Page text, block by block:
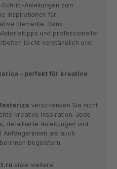
Anleitungen zum
Inspirationen für
Elemente. Dank
und professioneller
leicht verständlich und
– perfekt für kreative
verschenken Sie nicht
kreative Inspiration. Jede
detaillierte Anleitungen und
Anfängerinnen als auch
begeistern.
viele weitere